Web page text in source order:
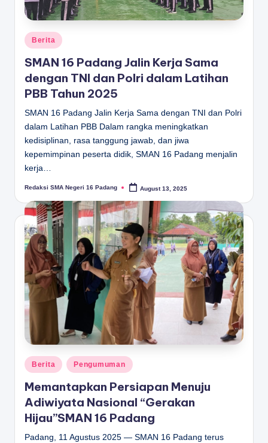
Posted
in
Berita
SMAN 16 Padang Jalin Kerja Sama
dengan TNI dan Polri dalam Latihan
PBB Tahun 2025
SMAN 16 Padang Jalin Kerja Sama dengan TNI dan Polri
dalam Latihan PBB Dalam rangka meningkatkan
kedisiplinan, rasa tanggung jawab, dan jiwa
kepemimpinan peserta didik, SMAN 16 Padang menjalin
kerja…
Posted
Redaksi SMA Negeri 16 Padang August 13, 2025
Posted
in
Berita Pengumuman
Memantapkan Persiapan Menuju
Adiwiyata Nasional “Gerakan
Hijau”SMAN 16 Padang
Padang, 11 Agustus 2025 — SMAN 16 Padang terus